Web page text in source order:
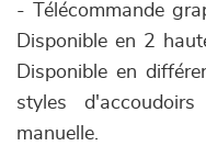
- Télécommande
Disponible en 2
Disponible en
styles
manuelle.